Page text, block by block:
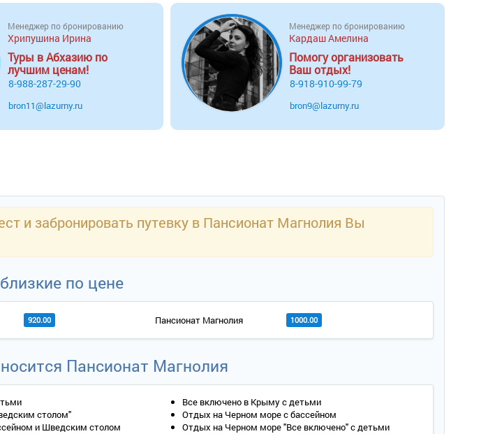
Менеджер по бронированию
Хрипушина Ирина
Туры в Абхазию по
лучшим ценам!
8-988-287-29-90
bron11@lazurny.ru
Менеджер по бронированию
Кардаш Амелина
Помогу организовать
Ваш отдых!
8-918-910-99-79
bron9@lazurny.ru
и забронировать путевку в Пансионат Магнолия Вы
по цене
920.00 Пансионат Магнолия 1000.00
Пансионат Магнолия
столом"
и Шведским столом
Все включено в Крыму с детьми
Отдых на Черном море с бассейном
Отдых на Черном море "Все включено" с детьми